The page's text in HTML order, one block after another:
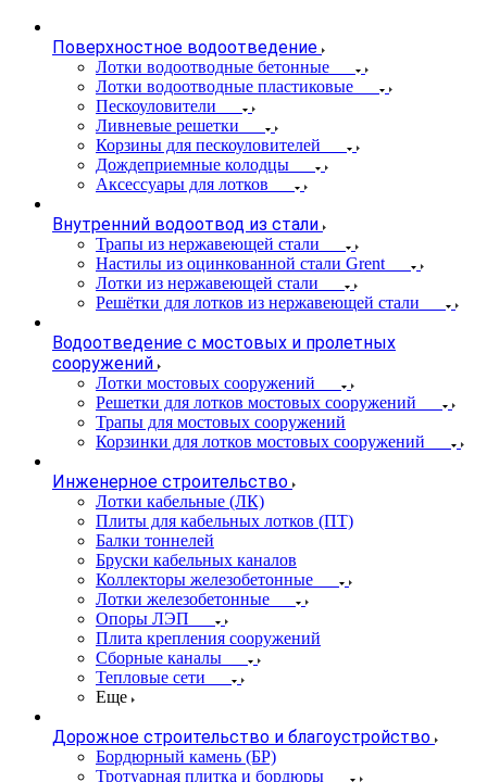
Поверхностное водоотведение
Лотки водоотводные бетонные
Лотки водоотводные пластиковые
Пескоуловители
Ливневые решетки
Корзины для пескоуловителей
Дождеприемные колодцы
Аксессуары для лотков
Внутренний водоотвод из стали
Трапы из нержавеющей стали
Настилы из оцинкованной стали Grent
Лотки из нержавеющей стали
Решётки для лотков из нержавеющей стали
Водоотведение с мостовых и пролетных
сооружений
Лотки мостовых сооружений
Решетки для лотков мостовых сооружений
Трапы для мостовых сооружений
Корзинки для лотков мостовых сооружений
Инженерное строительство
Лотки кабельные (ЛК)
Плиты для кабельных лотков (ПТ)
Балки тоннелей
Бруски кабельных каналов
Коллекторы железобетонные
Лотки железобетонные
Опоры ЛЭП
Плита крепления сооружений
Сборные каналы
Тепловые сети
Еще
Дорожное строительство и благоустройство
Бордюрный камень (БР)
Тротуарная плитка и бордюры